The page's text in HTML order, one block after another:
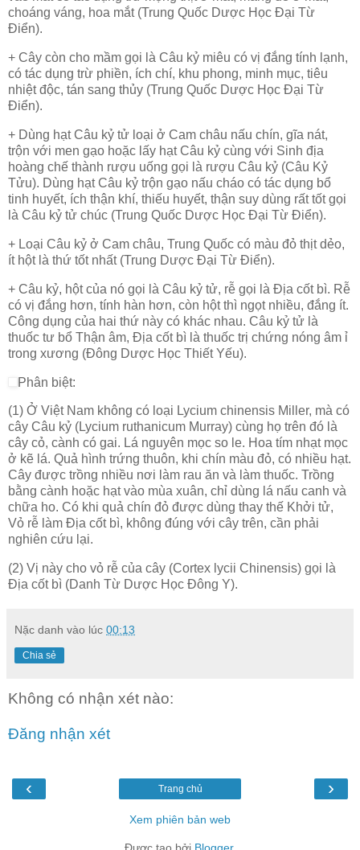
choáng váng, hoa mắt (Trung Quốc Dược Học Đại Từ
Điển).
+ Cây còn cho mầm gọi là Câu kỷ miêu có vị đắng tính lạnh,
có tác dụng trừ phiền, ích chí, khu phong, minh mục, tiêu
nhiệt độc, tán sang thủy (Trung Quốc Dược Học Đại Từ
Điển).
+ Dùng hạt Câu kỷ tử loại ở Cam châu nấu chín, gĩa nát,
trộn với men gạo hoặc lấy hạt Câu kỷ cùng với Sinh địa
hoàng chế thành rượu uống gọi là rượu Câu kỷ (Câu Kỷ
Tửu). Dùng hạt Câu kỷ trộn gạo nấu cháo có tác dụng bổ
tinh huyết, ích thận khí, thiếu huyết, thận suy dùng rất tốt gọi
là Câu kỷ tử chúc (Trung Quốc Dược Học Đại Từ Điển).
+ Loại Câu kỷ ở Cam châu, Trung Quốc có màu đỏ thịt dẻo,
ít hột là thứ tốt nhất (Trung Dược Đại Từ Điển).
+ Câu kỷ, hột của nó gọi là Câu kỷ tử, rễ gọi là Địa cốt bì. Rễ
có vị đắng hơn, tính hàn hơn, còn hột thì ngọt nhiều, đắng ít.
Công dụng của hai thứ này có khác nhau. Câu kỷ tử là
thuốc tư bổ Thận âm, Địa cốt bì là thuốc trị chứng nóng âm ỉ
trong xương (Đông Dược Học Thiết Yếu).
Phân biệt:
(1) Ở Việt Nam không có loại Lycium chinensis Miller, mà có
cây Câu kỷ (Lycium ruthanicum Murray) cùng họ trên đó là
cây cỏ, cành có gai. Lá nguyên mọc so le. Hoa tím nhạt mọc
ở kẽ lá. Quả hình trứng thuôn, khi chín màu đỏ, có nhiều hạt.
Cây được trồng nhiều nơi làm rau ăn và làm thuốc. Trồng
bằng cành hoặc hạt vào mùa xuân, chỉ dùng lá nấu canh và
chữa ho. Có khi quả chín đỏ được dùng thay thế Khởi tử,
Vỏ rễ làm Địa cốt bì, không đúng với cây trên, cần phải
nghiên cứu lại.
(2) Vị này cho vỏ rễ của cây (Cortex lycii Chinensis) gọi là
Địa cốt bì (Danh Từ Dược Học Đông Y).
Nặc danh vào lúc 00:13
Chia sẻ
Không có nhận xét nào:
Đăng nhận xét
‹ ›
Trang chủ
Xem phiên bản web